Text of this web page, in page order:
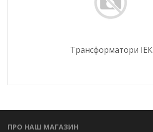
Трансформатори ІЕК
ПРО НАШ МАГАЗИН